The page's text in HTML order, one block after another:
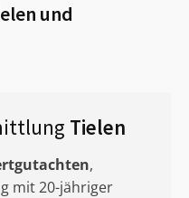
und
Tielen
,
mit 20-jähriger